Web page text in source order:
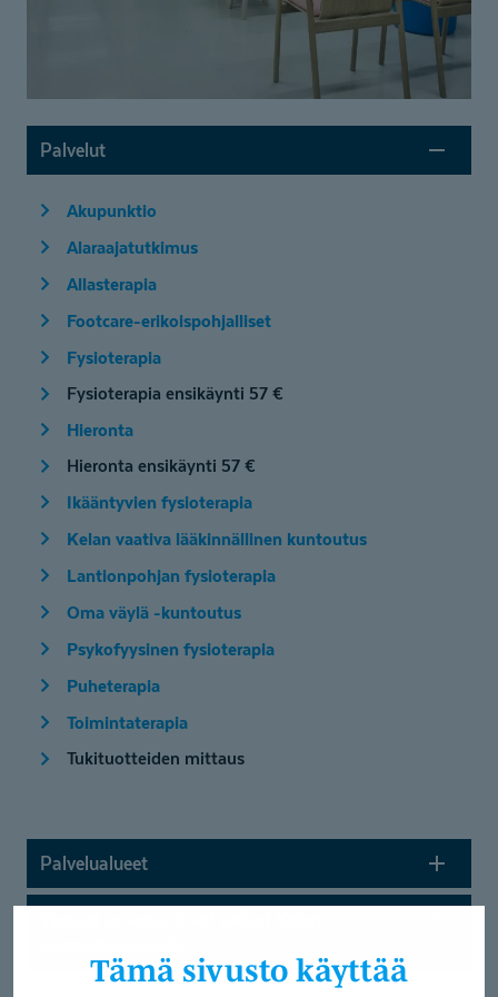
Tämä sivusto käyttää
Palvelut
Akupunktio
Alaraajatutkimus
Allasterapia
Footcare-erikoispohjalliset
Fysioterapia
Fysioterapia ensikäynti 57 €
Hieronta
Hieronta ensikäynti 57 €
Ikääntyvien fysioterapia
Kelan vaativa lääkinnällinen kuntoutus
Lantionpohjan fysioterapia
Oma väylä -kuntoutus
Psykofyysinen fysioterapia
Puheterapia
Toimintaterapia
Tukituotteiden mittaus
Palvelualueet